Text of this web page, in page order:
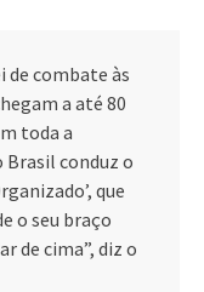
de combate às
a até 80
toda a
Brasil conduz o
que
o seu braço
de cima”, diz o